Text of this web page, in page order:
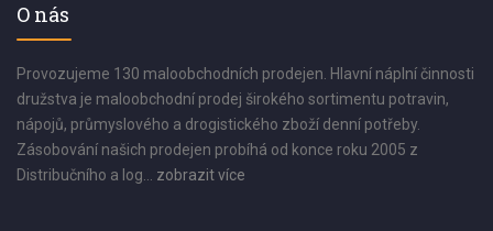
O nás
Provozujeme 130 maloobchodních prodejen. Hlavní náplní činnosti
družstva je maloobchodní prodej širokého sortimentu potravin,
nápojů, průmyslového a drogistického zboží denní potřeby.
Zásobování našich prodejen probíhá od konce roku 2005 z
Distribučního a log... zobrazit více